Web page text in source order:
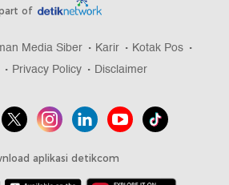
of
Media Siber Karir
Kotak Pos
Privacy Policy Disclaimer
aplikasi detikcom